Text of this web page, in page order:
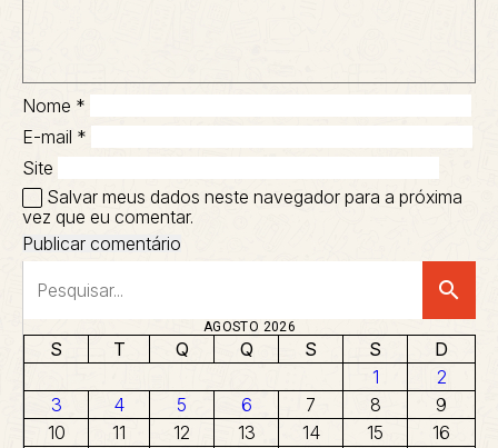
Nome *
E-mail *
Site
Salvar meus dados neste navegador para a próxima
vez que eu comentar.
search
AGOSTO 2026
S T Q Q S S
D
1
2
3
4 5 6 7 8
9
10
11 12 13 14 15
16